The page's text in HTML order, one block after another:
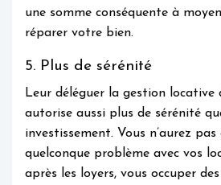
une somme conséquente à
réparer votre bien.
5. Plus de sérénité
Leur déléguer la gestion locative
autorise aussi plus de sérénité
investissement. Vous n’aurez
quelconque problème avec vos
après les loyers, vous occuper